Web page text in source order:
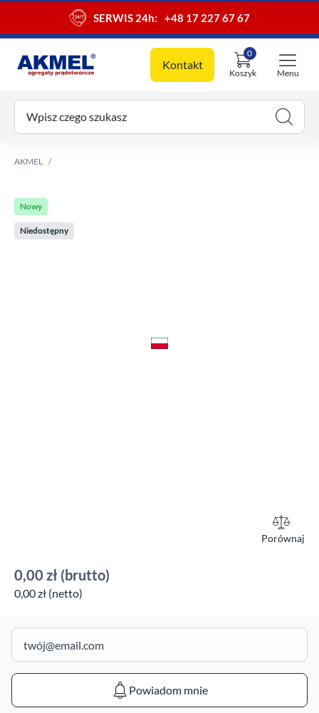
SERWIS 24h: +48 17 227 67 67
Kontakt
Koszyk
0
koszyk
Menu
Wpisz czego szukasz
AKMEL
Nowy
Niedostępny
Porównaj
0,00 zł (brutto)
0,00 zł (netto)
Powiadom mnie